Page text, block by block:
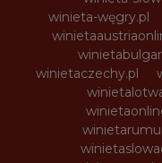
winieta-węgry.pl
winietaczechy.pl